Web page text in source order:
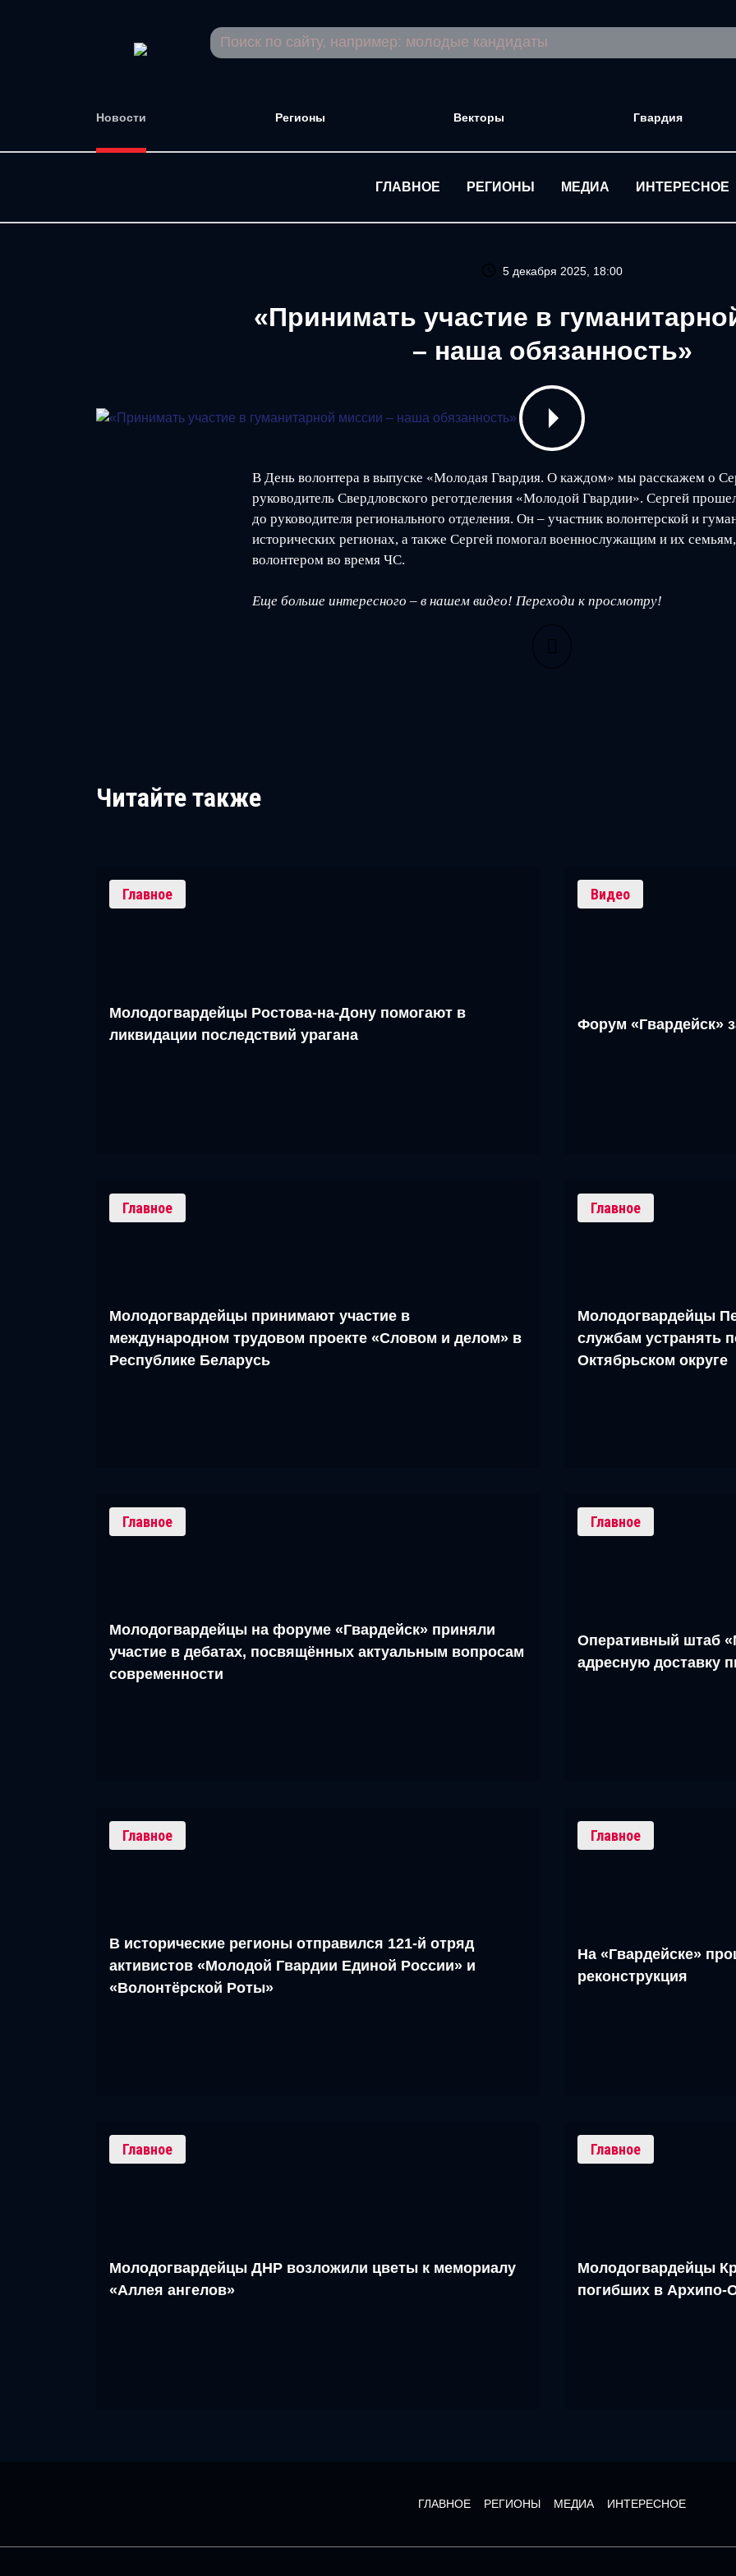
Новости Регионы Векторы Гвардия
ГЛАВНОЕ РЕГИОНЫ МЕДИА ИНТЕРЕСНОЕ
5 декабря 2025, 18:00
«Принимать участие в
– наша обязанность»
В День волонтера в выпуске «Молодая Гвардия. О каждом» мы расскажем о
руководитель Свердловского реготделения «Молодой Гвардии». Сергей
до руководителя регионального отделения. Он – участник волонтерской и
исторических регионах, а также Сергей помогал военнослужащим и их
волонтером во время ЧС.
Еще больше интересного – в нашем видео! Переходи к просмотру!
Читайте также
Главное
Молодогвардейцы Ростова-на-Дону помогают в
ликвидации последствий урагана
Видео
Форум «Гвардейск»
Главное
Молодогвардейцы принимают участие в
международном трудовом проекте «Словом и делом» в
Республике Беларусь
Главное
Молодогвардейцы
службам устранять
Октябрьском округе
Главное
Молодогвардейцы на форуме «Гвардейск» приняли
участие в дебатах, посвящённых актуальным вопросам
современности
Главное
Оперативный штаб
адресную доставку
Главное
В исторические регионы отправился 121-й отряд
активистов «Молодой Гвардии Единой России» и
«Волонтёрской Роты»
Главное
На «Гвардейске»
реконструкция
Главное
Молодогвардейцы ДНР возложили цветы к мемориалу
«Аллея ангелов»
Главное
Молодогвардейцы
погибших в Архипо-
ГЛАВНОЕ РЕГИОНЫ МЕДИА ИНТЕРЕСНОЕ